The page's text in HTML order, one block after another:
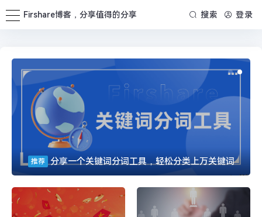
Firshare博客，分享值得的分享 搜索 登录
推荐 分享一个关键词分词工具，轻松分类上万关键词